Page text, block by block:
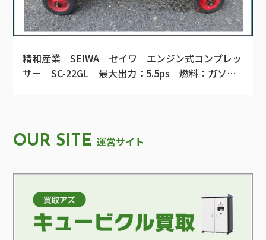
精和産業 SEIWA セイワ エンジン式コンプレッ
サー SC-22GL 最大出力：5.5ps 燃料：ガソリ
OUR SITE 運営サイト